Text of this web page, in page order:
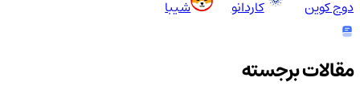
دوج کوین
کاردانو شیبا
مقالات برجسته